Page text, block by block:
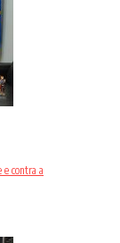
e contra a